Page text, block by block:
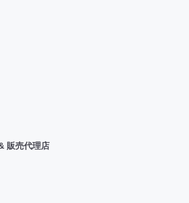
販売代理店